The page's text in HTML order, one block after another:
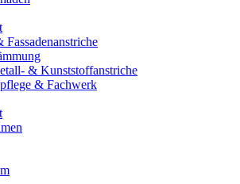
Fassadenanstriche
& Kunststoffanstriche
& Fachwerk